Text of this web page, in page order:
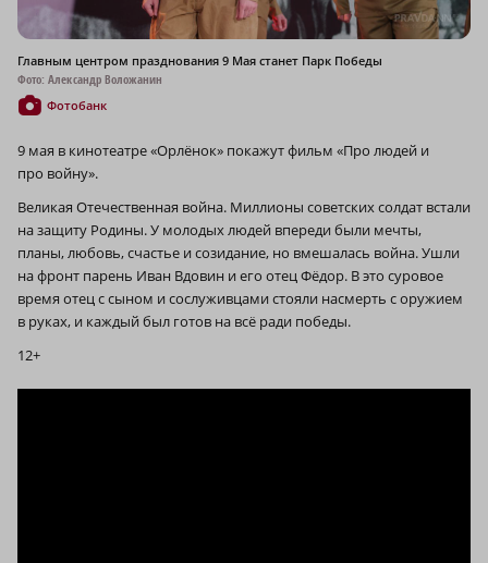
Главным центром празднования 9 Мая станет Парк Победы
Фото: Александр Воложанин
Фотобанк
9 мая в кинотеатре «Орлёнок» покажут фильм «Про людей и
про войну».
Великая Отечественная война. Миллионы советских солдат встали
на защиту Родины. У молодых людей впереди были мечты,
планы, любовь, счастье и созидание, но вмешалась война. Ушли
на фронт парень Иван Вдовин и его отец Фёдор. В это суровое
время отец с сыном и сослуживцами стояли насмерть с оружием
в руках, и каждый был готов на всё ради победы.
12+